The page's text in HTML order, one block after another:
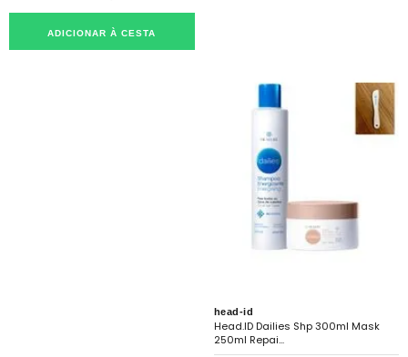
ADICIONAR À CESTA
head-id
Head.ID Dailies Shp 300ml Mask
250ml Repai...